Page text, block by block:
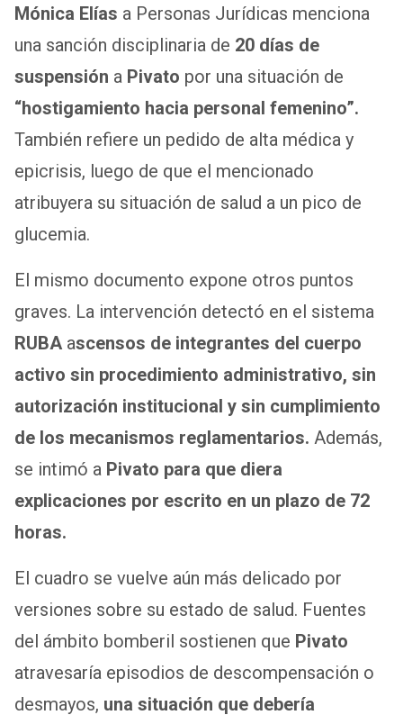
Mónica Elías a Personas Jurídicas menciona
una sanción disciplinaria de 20 días de
suspensión a Pivato por una situación de
“hostigamiento hacia personal femenino”.
También refiere un pedido de alta médica y
epicrisis, luego de que el mencionado
atribuyera su situación de salud a un pico de
glucemia.
El mismo documento expone otros puntos
graves. La intervención detectó en el sistema
RUBA ascensos de integrantes del cuerpo
activo sin procedimiento administrativo, sin
autorización institucional y sin cumplimiento
de los mecanismos reglamentarios. Además,
se intimó a Pivato para que diera
explicaciones por escrito en un plazo de 72
horas.
El cuadro se vuelve aún más delicado por
versiones sobre su estado de salud. Fuentes
del ámbito bomberil sostienen que Pivato
atravesaría episodios de descompensación o
desmayos, una situación que debería